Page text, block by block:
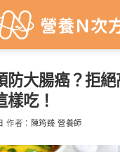
防大腸癌？拒
樣吃！
作者： 陳筠臻 營養師